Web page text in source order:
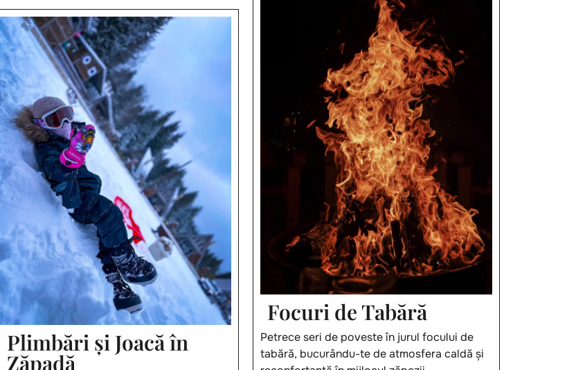
Plimbări și Joacă în
Zăpadă
Focuri de Tabără
Petrece seri de poveste în jurul focului de
tabără, bucurându-te de atmosfera caldă și